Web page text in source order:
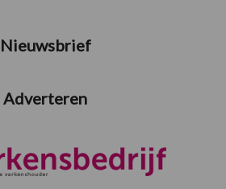
Nieuwsbrief
Adverteren